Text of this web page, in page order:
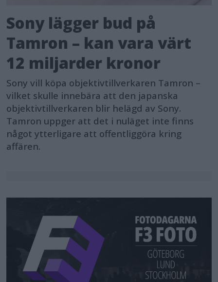
Sony lägger bud på
Tamron – kan vara värt
12 miljarder kronor
Sony vill köpa objektivtillverkaren Tamron –
vilket skulle innebära att den japanska
objektivtillverkaren blir helägd av Sony.
Tamron uppger att det i nuläget inte finns
något ytterligare att offentliggöra kring
affären.